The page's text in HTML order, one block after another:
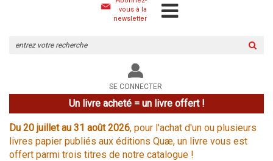
vous à la
newsletter
le
site
SE CONNECTER
Un livre acheté = un livre offert !
Du 20 juillet au 31 août 2026, pour l'achat d'un ou plusieurs
livres papier publiés aux éditions Quæ, un livre vous est
offert parmi trois titres de notre catalogue !